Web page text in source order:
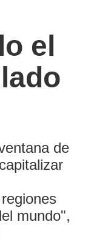
el
de
mundo",